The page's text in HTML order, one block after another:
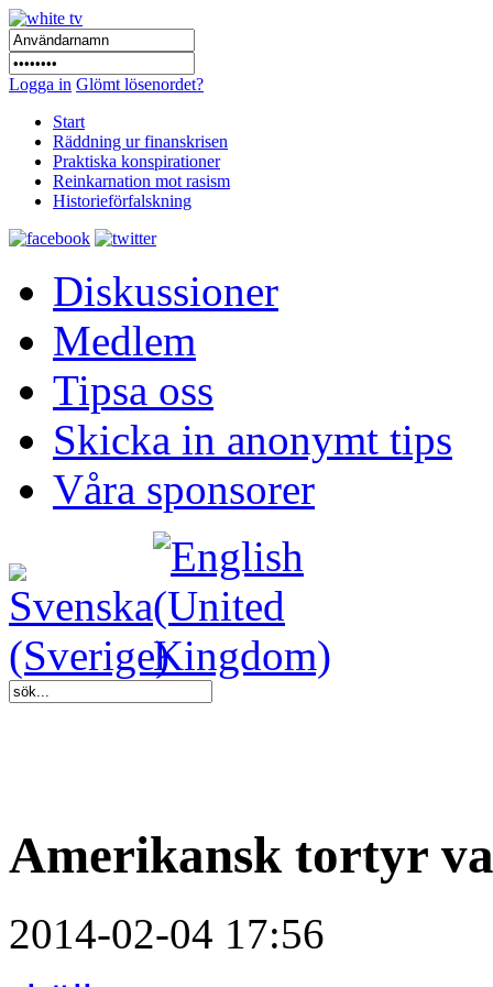
Logga in Glömt lösenordet?
Start
Räddning ur finanskrisen
Praktiska konspirationer
Reinkarnation mot rasism
Historieförfalskning
Diskussioner
Medlem
Tipsa oss
Skicka in anonymt tips
Våra sponsorer
Amerikansk tortyr
2014-02-04 17:56